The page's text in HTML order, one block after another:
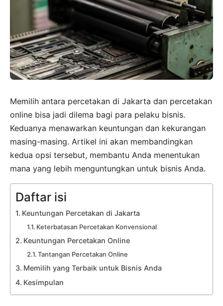
Memilih antara percetakan di Jakarta dan percetakan
online bisa jadi dilema bagi para pelaku bisnis.
Keduanya menawarkan keuntungan dan kekurangan
masing-masing. Artikel ini akan membandingkan
kedua opsi tersebut, membantu Anda menentukan
mana yang lebih menguntungkan untuk bisnis Anda.
Daftar isi
Keuntungan Percetakan di Jakarta
Keterbatasan Percetakan Konvensional
Keuntungan Percetakan Online
Tantangan Percetakan Online
Memilih yang Terbaik untuk Bisnis Anda
Kesimpulan